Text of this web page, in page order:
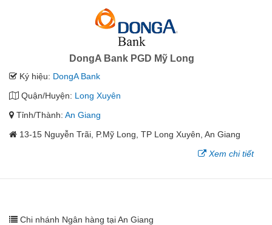
DongA Bank PGD Mỹ Long
Ký hiệu: DongA Bank
Quận/Huyện: Long Xuyên
Tỉnh/Thành: An Giang
13-15 Nguyễn Trãi, P.Mỹ Long, TP Long Xuyên, An Giang
Xem chi tiết
Chi nhánh Ngân hàng tại An Giang